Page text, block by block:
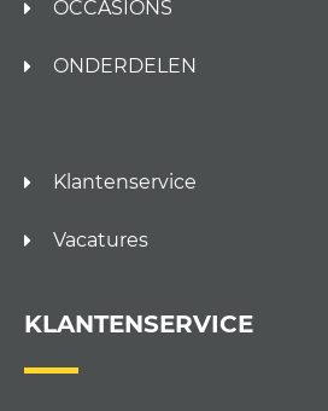
OCCASIONS
ONDERDELEN
Klantenservice
Vacatures
KLANTENSERVICE